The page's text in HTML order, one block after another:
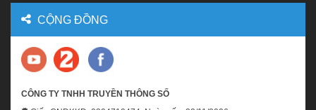
CỘNG ĐỒNG
CÔNG TY TNHH TRUYỀN THÔNG SỐ